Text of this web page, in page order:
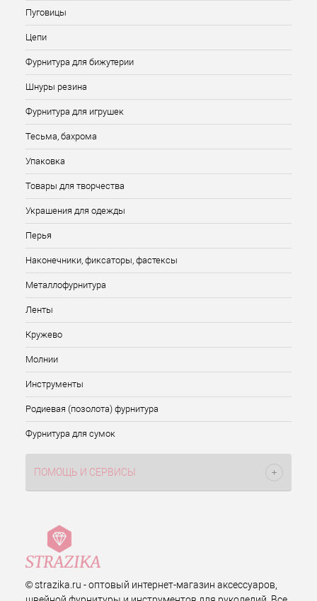
Пуговицы
Цепи
Фурнитура для бижутерии
Шнуры резина
Фурнитура для игрушек
Тесьма, бахрома
Упаковка
Товары для творчества
Украшения для одежды
Перья
Наконечники, фиксаторы, фастексы
Металлофурнитура
Ленты
Кружево
Молнии
Инструменты
Родиевая (позолота) фурнитура
Фурнитура для сумок
ПОМОЩЬ И СЕРВИСЫ
© strazika.ru - оптовый интернет-магазин аксессуаров,